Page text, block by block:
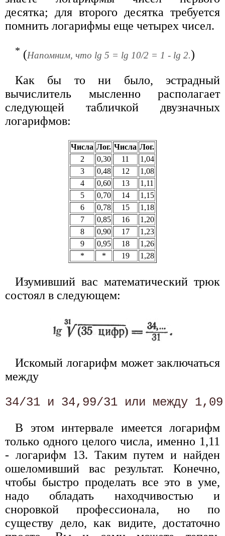
десятка; для второго десятка требуется
помнить логарифмы еще четырех чисел.
* (Напомним, что lg 5 = lg 10/2 = 1 - lg 2.)
Как бы то ни было, эстрадный
вычислитель мысленно располагает
следующей табличкой двузначных
логарифмов:
Числа Лог. Числа Лог.
2
0,30 11
1,04
3
0,48 12
1,08
4
0,60 13
1,11
5
0,70 14
1,15
6
0,78 15
1,18
7
0,85 16
1,20
8
0,90 17
1,23
9
0,95 18
1,26
*
* 19 1,28
Изумивший вас математический трюк
состоял в следующем:
Искомый логарифм может заключаться
между
В этом интервале имеется логарифм
только одного целого числа, именно 1,11
- логарифм 13. Таким путем и найден
ошеломивший вас результат. Конечно,
чтобы быстро проделать все это в уме,
надо обладать находчивостью и
сноровкой профессионала, но по
существу дело, как видите, достаточно